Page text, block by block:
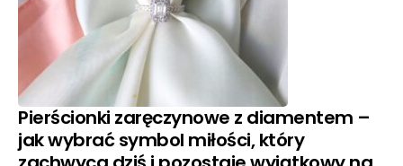
Pierścionki zaręczynowe z diamentem –
jak wybrać symbol miłości, który